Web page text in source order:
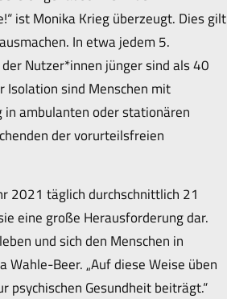
ist Monika Krieg überzeugt. Dies gilt
In etwa jedem 5.
Nutzer*innen jünger sind als 40
Isolation sind Menschen mit
in ambulanten oder stationären
der vorurteilsfreien
2021 täglich durchschnittlich 21
eine große Herausforderung dar.
und sich den Menschen in
Beer. „Auf diese Weise üben
Gesundheit beiträgt.“